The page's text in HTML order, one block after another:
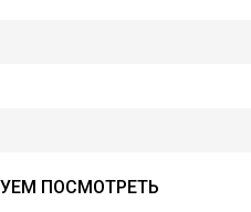
ПОСМОТРЕТЬ